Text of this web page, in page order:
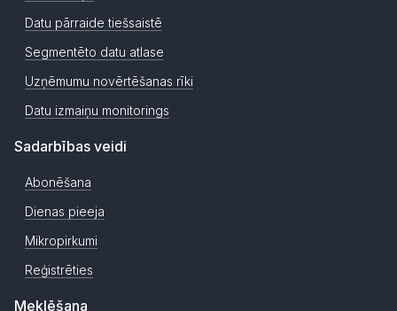
Datu pārraide tiešsaistē
Segmentēto datu atlase
Uzņēmumu novērtēšanas rīki
Datu izmaiņu monitorings
Sadarbības veidi
Abonēšana
Dienas pieeja
Mikropirkumi
Reģistrēties
Meklēšana